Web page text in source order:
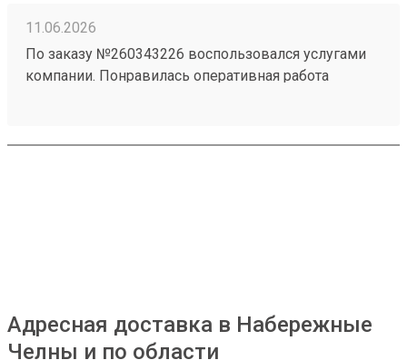
11.06.2026
По заказу №260343226 воспользовался услугами
компании. Понравилась оперативная работа
своевременно. Замечаний по доставке нет.
Адресная доставка в Набережные
Челны и по области